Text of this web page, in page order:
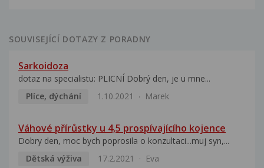
SOUVISEJÍCÍ DOTAZY Z PORADNY
Sarkoidoza
dotaz na specialistu: PLICNÍ Dobrý den, je u mne...
Plíce, dýchání
1.10.2021 Marek
Váhové přírůstky u 4,5 prospívajícího kojence
Dobry den, moc bych poprosila o konzultaci...muj syn,...
Dětská výživa
17.2.2021 Eva